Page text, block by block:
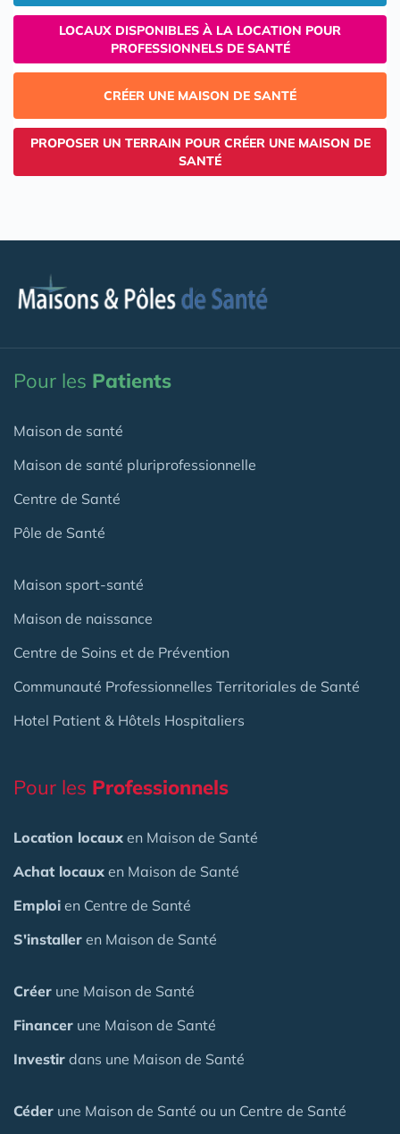
LOCAUX DISPONIBLES À LA LOCATION POUR
PROFESSIONNELS DE SANTÉ
CRÉER UNE MAISON DE SANTÉ
PROPOSER UN TERRAIN POUR CRÉER UNE MAISON DE
SANTÉ
Pour les Patients
Maison de santé
Maison de santé pluriprofessionnelle
Centre de Santé
Pôle de Santé
Maison sport-santé
Maison de naissance
Centre de Soins et de Prévention
Communauté Professionnelles Territoriales de Santé
Hotel Patient & Hôtels Hospitaliers
Pour les Professionnels
Location locaux en Maison de Santé
Achat locaux en Maison de Santé
Emploi en Centre de Santé
S'installer en Maison de Santé
Créer une Maison de Santé
Financer une Maison de Santé
Investir dans une Maison de Santé
Céder une Maison de Santé ou un Centre de Santé